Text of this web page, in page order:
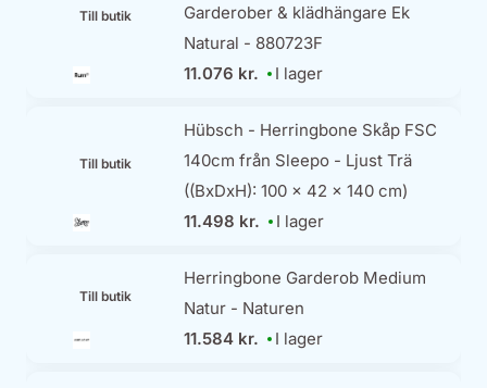
Garderober & klädhängare Ek
Natural - 880723F
I lager
11.076 kr.
Till butik
Hübsch - Herringbone Skåp FSC
140cm från Sleepo - Ljust Trä
((BxDxH): 100 x 42 x 140 cm)
I lager
11.498 kr.
Till butik
Herringbone Garderob Medium
Natur - Naturen
I lager
11.584 kr.
Till butik